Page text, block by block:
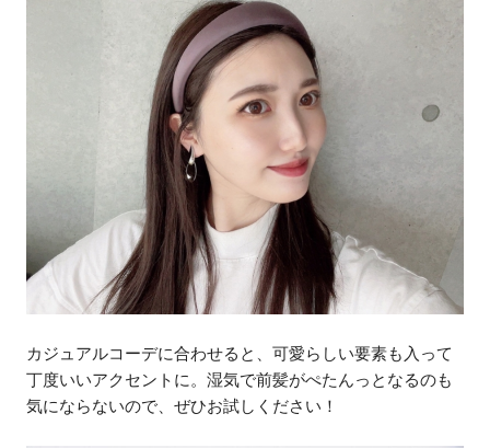
カジュアルコーデに合わせると、可愛らしい要素も入って
丁度いいアクセントに。湿気で前髪がぺたんっとなるのも
気にならないので、ぜひお試しください！